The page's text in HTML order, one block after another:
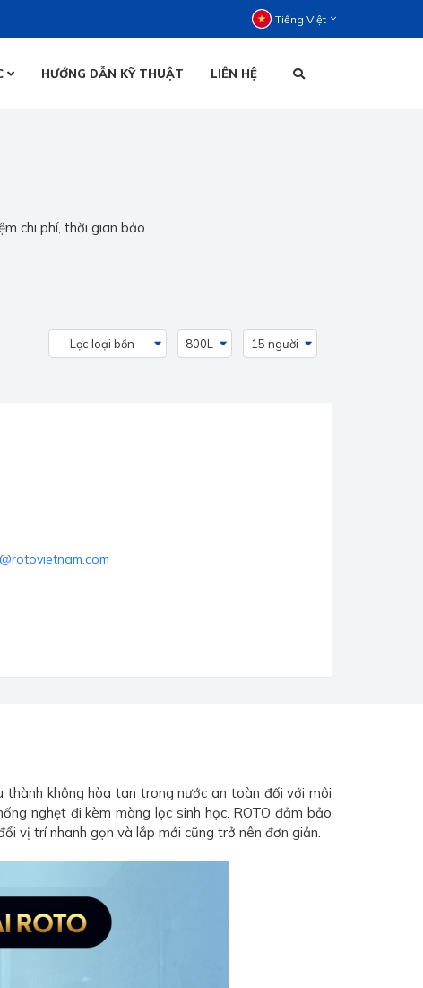
Tiếng Việt
ĐỨNG
HƯỚNG DẪN KỸ THUẬT LIÊN HỆ
chi phí, thời gian bảo
-- Lọc loại bồn -- 800L 15 người
thành không hòa tan trong nước an toàn đối với môi
nghẹt đi kèm màng lọc sinh học. ROTO đảm bảo
vị trí nhanh gọn và lắp mới cũng trở nên đơn giản.